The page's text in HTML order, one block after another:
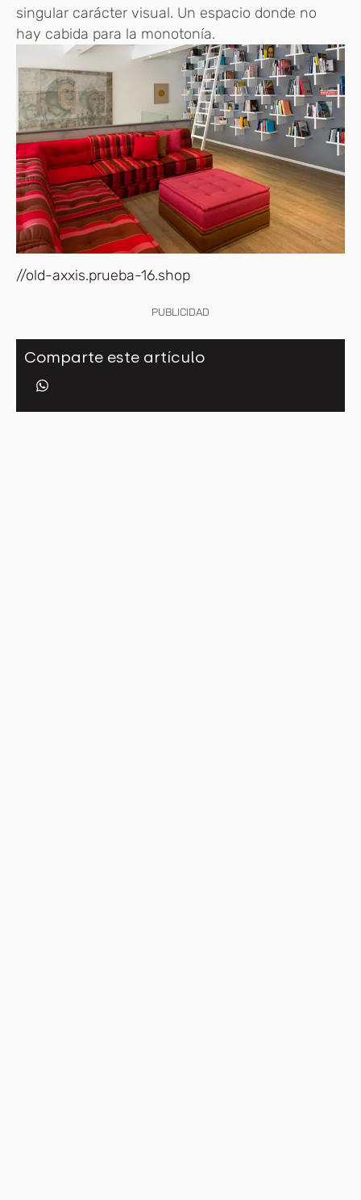
singular carácter visual. Un espacio donde no
hay cabida para la monotonía.
//old-axxis.prueba-16.shop
PUBLICIDAD
Comparte este artículo